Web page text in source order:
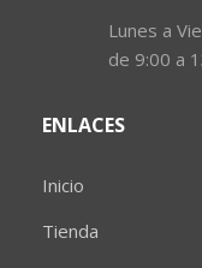
Lunes a
de 9:00 a
ENLACES
Inicio
Tienda